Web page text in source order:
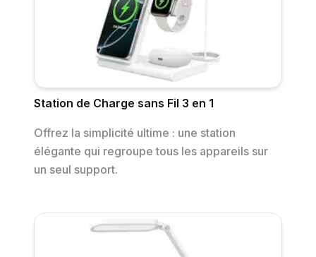
Station de Charge sans Fil 3 en 1
Offrez la simplicité ultime : une station
élégante qui regroupe tous les appareils sur
un seul support.